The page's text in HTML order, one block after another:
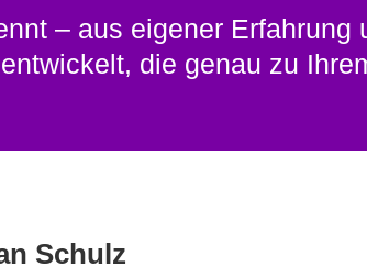
– aus eigener Erfahrung
die genau zu
Schulz